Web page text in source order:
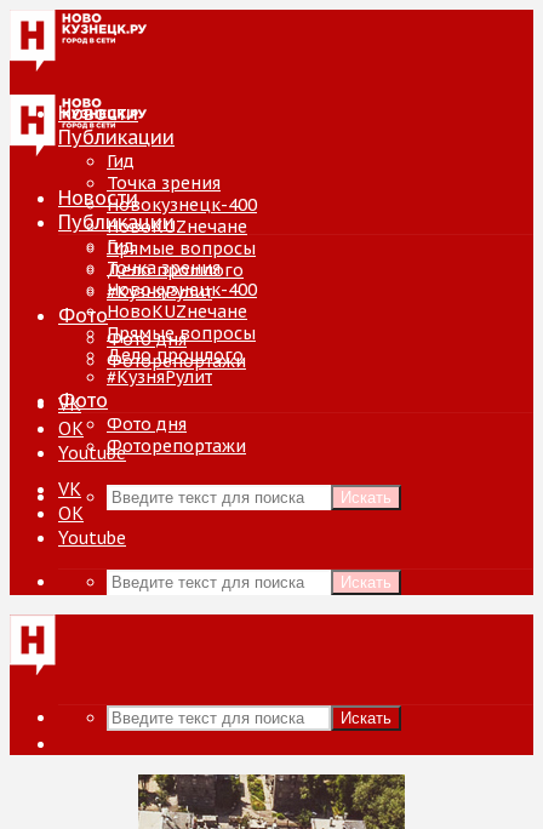
Новости
Публикации
Гид
Точка зрения
Новокузнецк-400
НовоKUZнечане
Прямые вопросы
Дело прошлого
#КузняРулит
Фото
Фото дня
Фоторепортажи
VK
ОК
Youtube
Искать
Новости
Публикации
Гид
Точка зрения
Новокузнецк-400
НовоKUZнечане
Прямые вопросы
Дело прошлого
#КузняРулит
Фото
Фото дня
Фоторепортажи
VK
ОК
Youtube
Искать
Искать